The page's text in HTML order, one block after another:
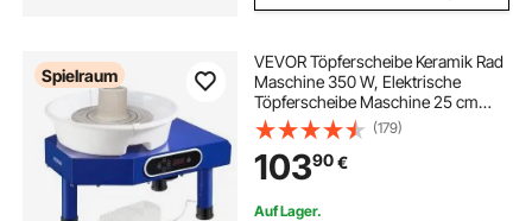
Spielraum
VEVOR Töpferscheibe Keramik Rad
Maschine 350 W, Elektrische
Töpferscheibe Maschine 25 cm
300 U/min
Töpferscheibenmaschine, mit Pedal
& Schürze Formmaschine, Geeignet
für Anfänger, Enthusiasten
(179)
10390€
Auf Lager.